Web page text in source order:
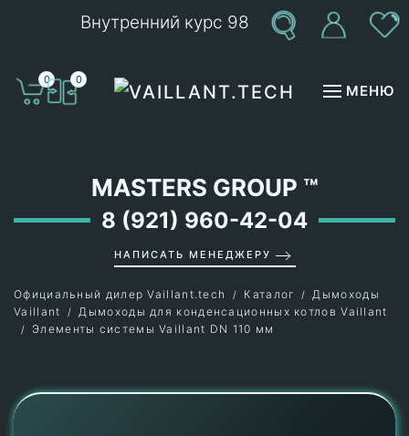
Внутренний курс 98
0 0
МЕНЮ
MASTERS GROUP ™
8 (921) 960-42-04
НАПИСАТЬ МЕНЕДЖЕРУ
Официальный дилер Vaillant.tech Каталог
Дымоходы
Vaillant
Дымоходы для конденсационных котлов Vaillant
Элементы системы Vaillant DN 110 мм